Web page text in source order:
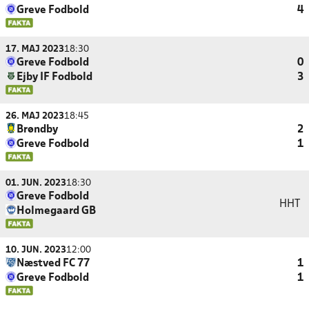
Greve Fodbold
4
17. MAJ 202318:30
Greve Fodbold
0
Ejby IF Fodbold
3
26. MAJ 202318:45
Brøndby
2
Greve Fodbold
1
01. JUN. 202318:30
Greve Fodbold
Holmegaard GB
HHT
10. JUN. 202312:00
Næstved FC 77
1
Greve Fodbold
1